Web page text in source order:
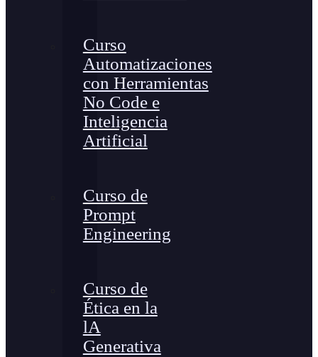
Curso
Automatizaciones
con Herramientas
No Code e
Inteligencia
Artificial
Curso de
Prompt
Engineering
Curso de
Ética en la
lA
Generativa